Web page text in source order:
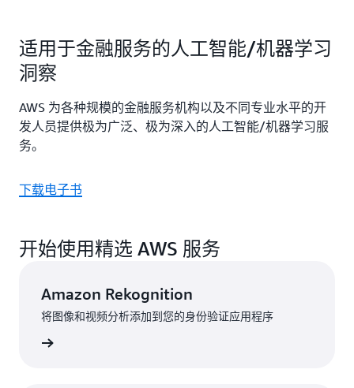
适用于金融服务的人工智能/机器学习
洞察
AWS 为各种规模的金融服务机构以及不同专业水平的开
发人员提供极为广泛、极为深入的人工智能/机器学习服
务。
下载电子书
开始使用精选 AWS 服务
Amazon Rekognition
将图像和视频分析添加到您的身份验证应用程序